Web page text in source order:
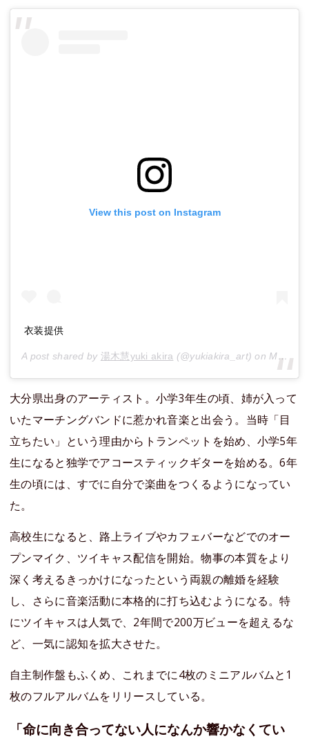
View this post on Instagram
衣装提供
A post shared by 湯木慧yuki akira (@yukiakira_art) on Mar 29, 2017 at 1:18am PDT
大分県出身のアーティスト。小学3年生の頃、姉が入って
いたマーチングバンドに惹かれ音楽と出会う。当時「目
立ちたい」という理由からトランペットを始め、小学5年
生になると独学でアコースティックギターを始める。6年
生の頃には、すでに自分で楽曲をつくるようになってい
た。
高校生になると、路上ライブやカフェバーなどでのオー
プンマイク、ツイキャス配信を開始。物事の本質をより
深く考えるきっかけになったという両親の離婚を経験
し、さらに音楽活動に本格的に打ち込むようになる。特
にツイキャスは人気で、2年間で200万ビューを超えるな
ど、一気に認知を拡大させた。
自主制作盤もふくめ、これまでに4枚のミニアルバムと1
枚のフルアルバムをリリースしている。
「命に向き合ってない人になんか響かなくてい